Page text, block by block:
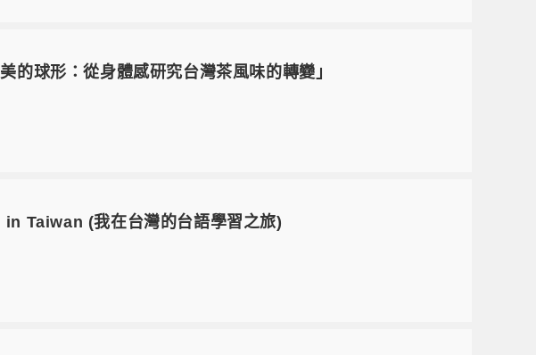
的球形：從身體感研究台灣茶風味的轉變」
Taiwan (我在台灣的台語學習之旅)